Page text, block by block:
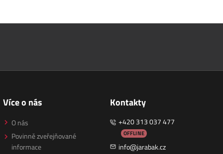
Více o nás
O nás
Povinně zveřejňované
informace
Kontakty
+420 313 037 477
OFFLINE
info@jarabak.cz